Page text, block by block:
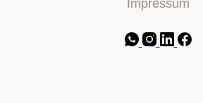
Impressum